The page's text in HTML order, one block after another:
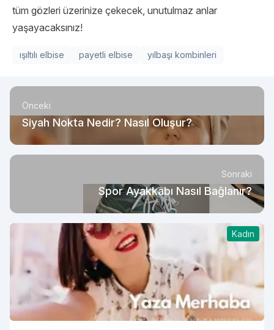
tüm gözleri üzerinize çekecek, unutulmaz anlar
yaşayacaksınız!
ışıltılı elbise payetli elbise yılbaşı kombinleri
Önceki
Siyah Nokta Nedir? Nasıl Oluşur?
Sonraki
Spor Ayakkabı Nasıl Bağlanır?
Kadın